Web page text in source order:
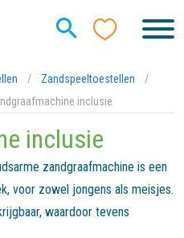
/ Zandspeeltoestellen
/
inclusie
inclusie
zandgraafmachine is een
voor zowel jongens als meisjes.
waardoor tevens